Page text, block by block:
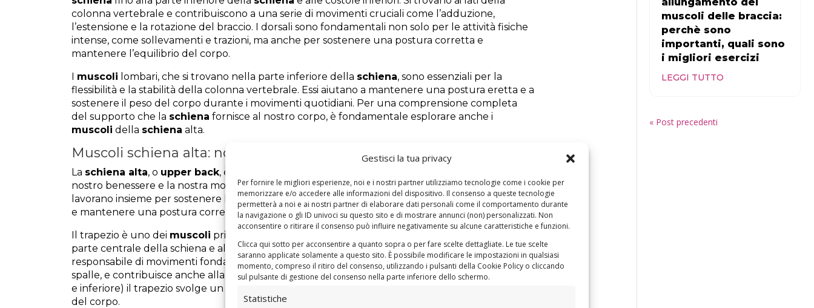
Gestisci la tua privacy
Per fornire le migliori esperienze, noi e i nostri partner utilizziamo tecnologie come i cookie per
memorizzare e/o accedere alle informazioni del dispositivo. Il consenso a queste tecnologie
permetterà a noi e ai nostri partner di elaborare dati personali come il comportamento durante
la navigazione o gli ID univoci su questo sito e di mostrare annunci (non) personalizzati. Non
acconsentire o ritirare il consenso può influire negativamente su alcune caratteristiche e funzioni.
Clicca qui sotto per acconsentire a quanto sopra o per fare scelte dettagliate. Le tue scelte
saranno applicate solamente a questo sito. È possibile modificare le impostazioni in qualsiasi
momento, compreso il ritiro del consenso, utilizzando i pulsanti della Cookie Policy o cliccando
sul pulsante di gestione del consenso nella parte inferiore dello schermo.
Statistiche
colonna vertebrale e contribuiscono a una serie di movimenti cruciali come l’adduzione,
l’estensione e la rotazione del braccio. I dorsali sono fondamentali non solo per le attività fisiche
intense, come sollevamenti e trazioni, ma anche per sostenere una postura corretta e
mantenere l’equilibrio del corpo.
I muscoli lombari, che si trovano nella parte inferiore della schiena, sono essenziali per la
flessibilità e la stabilità della colonna vertebrale. Essi aiutano a mantenere una postura eretta e a
sostenere il peso del corpo durante i movimenti quotidiani. Per una comprensione completa
del supporto che la schiena fornisce al nostro corpo, è fondamentale esplorare anche i
muscoli della schiena alta.
Muscoli schiena alta: nomi, definizione e anatomia dell’upper back
La schiena alta, o upper back, è una zona altrettanto cruciale quanto la
nostro benessere e la nostra mobilità. Questa area comprende una serie dimuscoliche
lavorano insieme per sostenere la parte superiore del corpo, facilitare il movimento delle spalle
e mantenere una postura corretta.
Il trapezio è uno dei muscoli principali della
parte centrale della schiena e alle spalle. Questo grande muscolo a forma di triangolo è
responsabile di movimenti fondamentali come l’elevazione, la rotazione e l’abbassamento delle
spalle, e contribuisce anche alla stabilizzazione della scapola. Diviso in tre parti (superiore, media
e inferiore) il trapezio svolge un ruolo chiave nella mobilità e nella forza della parte superiore
del corpo.
allungamento dei
muscoli delle braccia:
perchè sono
importanti, quali sono
i migliori esercizi
LEGGI TUTTO
« Post precedenti